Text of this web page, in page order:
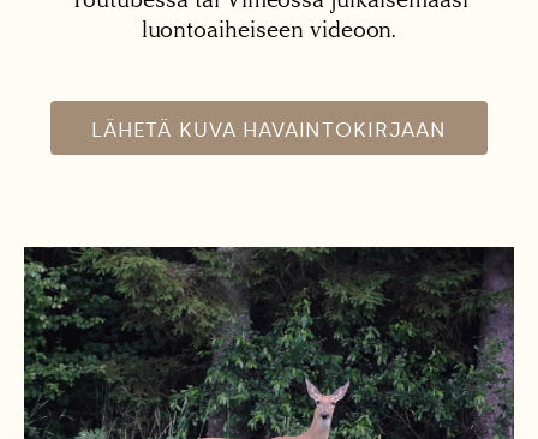
luontoaiheiseen videoon.
LÄHETÄ KUVA HAVAINTOKIRJAAN